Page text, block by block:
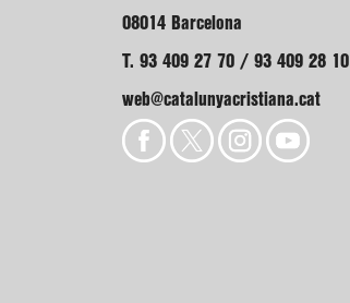
08014 Barcelona
T. 93 409 27 70 / 93 409 28 10
web@catalunyacristiana.cat